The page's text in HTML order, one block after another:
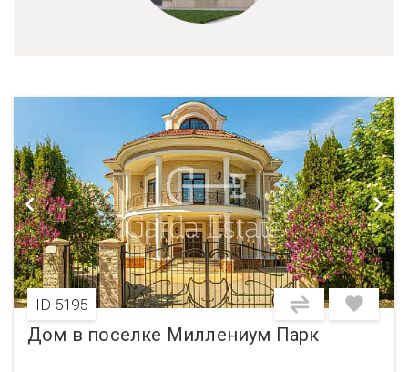
ID 5195
Дом в поселке Миллениум Парк